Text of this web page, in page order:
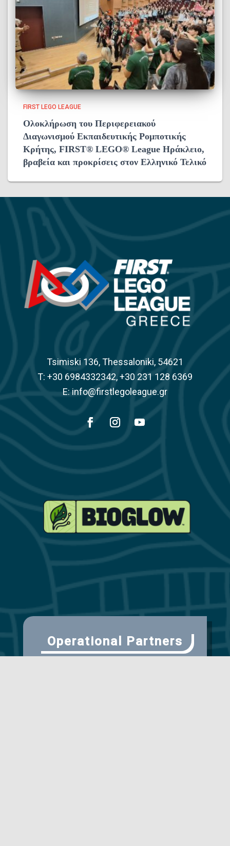
FIRST LEGO LEAGUE
Ολοκλήρωση του Περιφερειακού
Διαγωνισμού Εκπαιδευτικής Ρομποτικής
Κρήτης, FIRST® LEGO® League Ηράκλειο,
βραβεία και προκρίσεις στον Ελληνικό Τελικό
Tsimiski 136, Thessaloniki, 54621
Τ: +30 6984332342, +30 231 128 6369
E: info@firstlegoleague.gr
Operational Partners